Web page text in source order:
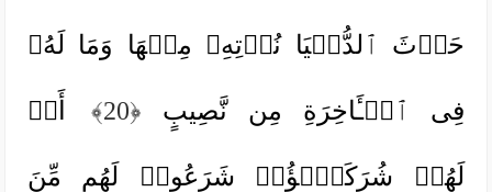
حَرۡثَ ٱلدُّنۡیَا نُؤۡتِهِۦ مِنۡهَا وَمَا لَهُۥ
فِی ٱلۡـَٔاخِرَةِ مِن نَّصِیبٍ ﴿20﴾ أَمۡ
لَهُمۡ شُرَكَـٰۤؤُا۟ شَرَعُوا۟ لَهُم مِّنَ